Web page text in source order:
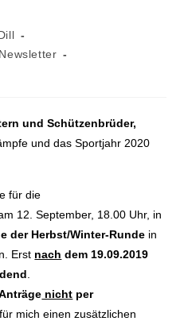
Newsletter
und Schützenbrüder,
und das Sportjahr 2020
für die
12. September, 18.00 Uhr, in
der Herbst/Winter-Runde in
Erst nach dem 19.09.2019
nicht per
für mich einen zusätzlichen